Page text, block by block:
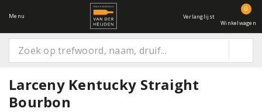
Menu Verlanglijst
0
Winkelwagen
Larceny Kentucky Straight
Bourbon